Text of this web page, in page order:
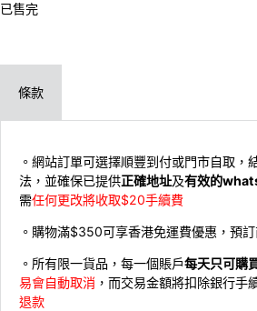
已售完
條款
。網站訂單可選擇順豐到付或門市自取，
法，並確保已提供正確地址及有效的
需任何更改將收取$20手續費
。購物滿$350可享香港免運費優惠，預
。所有限一貨品，每一個賬戶每天只可購
易會自動取消 ，而交易金額將扣除銀行手
退款